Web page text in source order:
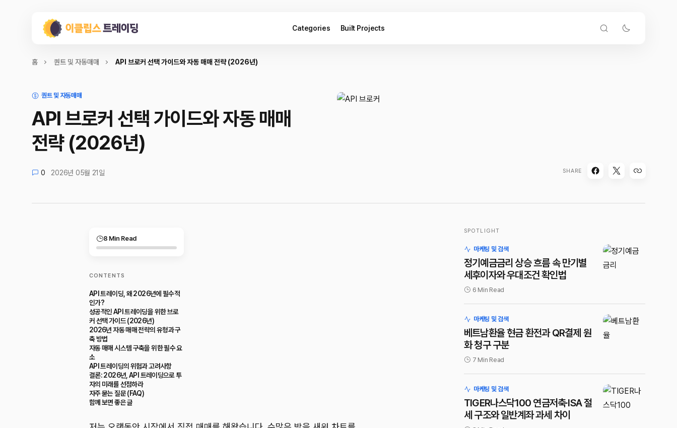
Categories Built Projects
홈 퀀트 및 자동매매 API 브로커 선택 가이드와 자동 매매 전략 (2026년)
퀀트 및 자동매매
API 브로커 선택 가이드와 자동 매매
전략 (2026년)
0 2026년 05월 21일 SHARE
8 Min Read
CONTENTS
API 트레이딩, 왜 2026년에 필수적
인가?
성공적인 API 트레이딩을 위한 브로
커 선택 가이드 (2026년)
2026년 자동 매매 전략의 유형과 구
축 방법
자동 매매 시스템 구축을 위한 필수 요
소
API 트레이딩의 위험과 고려사항
결론: 2026년, API 트레이딩으로 투
자의 미래를 선점하라
자주 묻는 질문 (FAQ)
함께 보면 좋은 글
SPOTLIGHT
마케팅 및 검색
정기예금금리 상승 흐름 속 만기별
세후이자와 우대조건 확인법
6 Min Read
마케팅 및 검색
베트남환율 현금 환전과 QR결제 원
화 청구 구분
7 Min Read
마케팅 및 검색
TIGER나스닥100 연금저축·ISA 절
세 구조와 일반계좌 과세 차이